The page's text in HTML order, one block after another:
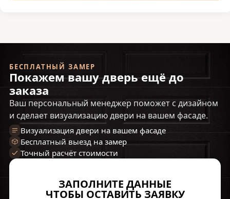
БЕСПЛАТНЫЙ ЗАМЕР
Покажем вашу дверь ещё до
заказа
Ваш персональный менеджер поможет с дизайном
и сделает визуализацию двери на вашем фасаде.
Визуализация двери на вашем фасаде
Бесплатный выезд на замер
Точный расчёт стоимости
ЗАПОЛНИТЕ ДАННЫЕ
ЧТОБЫ ОСТАВИТЬ ЗАЯВКУ